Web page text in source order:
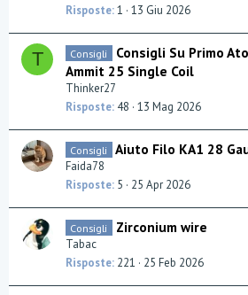
Risposte 1 13 Giu 2026
T Consigli
Consigli Su Primo
Ammit 25 Single Coil
Thinker27
Risposte 48 13 Mag 2026
Consigli Aiuto Filo KA1 28
Faida78
Risposte 5 25 Apr 2026
Consigli Zirconium wire
Tabac
Risposte 221 25 Feb 2026